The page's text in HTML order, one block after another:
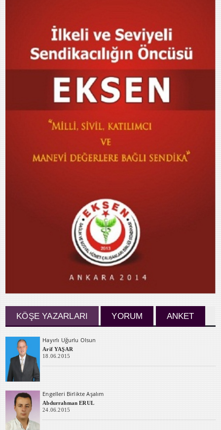
KÖŞE YAZARLARI YORUM ANKET
Hayırlı Uğurlu Olsun
Arif YAŞAR
18.06.2015
Engelleri Birlikte Aşalım
Abdurrahman ERUL
24.06.2015